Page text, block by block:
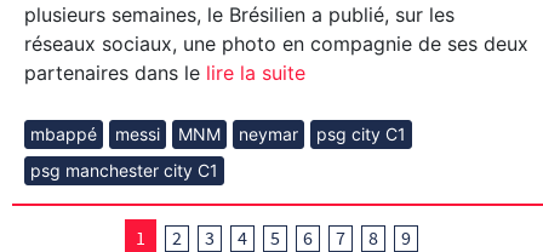
plusieurs semaines, le Brésilien a publié, sur les
réseaux sociaux, une photo en compagnie de ses deux
partenaires dans le lire la suite
mbappé messi MNM neymar
psg city C1
psg manchester city C1
1 2 3 4 5 6 7 8 9